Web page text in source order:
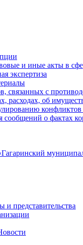
и иные акты в
экспертиза
связанных с
расходах, об
конфликтов
сообщений о фактах
и представительства